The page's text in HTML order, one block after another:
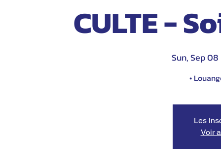
CULTE -
Sun, Sep 08
•
Les
Voir